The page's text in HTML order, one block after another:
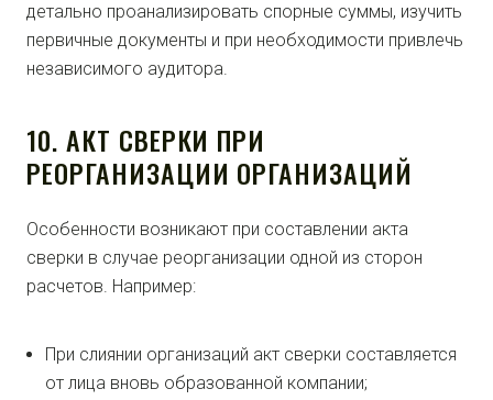
детально проанализировать спорные суммы, изучить
первичные документы и при необходимости привлечь
независимого аудитора.
10. АКТ СВЕРКИ ПРИ
РЕОРГАНИЗАЦИИ ОРГАНИЗАЦИЙ
Особенности возникают при составлении акта
сверки в случае реорганизации одной из сторон
расчетов. Например:
При слиянии организаций акт сверки составляется
от лица вновь образованной компании;